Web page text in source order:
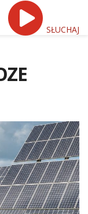
SŁUCHAJ